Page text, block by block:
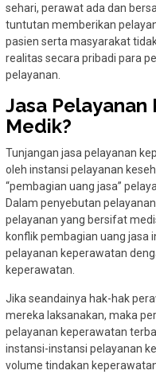
sehari, perawat ada dan
tuntutan memberikan
pasien serta masyarakat
realitas secara pribadi para
pelayanan.
Jasa Pelayanan
Medik?
Tunjangan jasa pelayanan
oleh instansi pelayanan
“pembagian uang jasa”
Dalam penyebutan
pelayanan yang bersifat
konflik pembagian uang jasa
pelayanan keperawatan
keperawatan.
Jika seandainya hak-hak
mereka laksanakan, maka
pelayanan keperawatan
instansi-instansi pelayanan
volume tindakan